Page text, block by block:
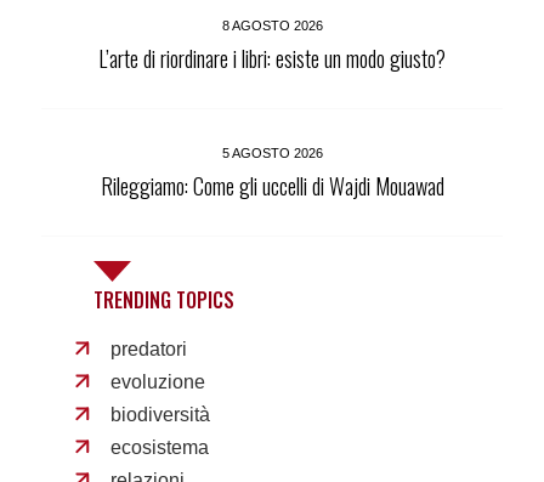
8 AGOSTO 2026
L’arte di riordinare i libri: esiste un modo giusto?
5 AGOSTO 2026
Rileggiamo: Come gli uccelli di Wajdi Mouawad
TRENDING TOPICS
predatori
evoluzione
biodiversità
ecosistema